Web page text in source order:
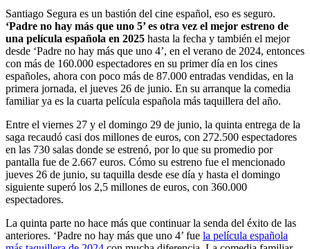
Santiago Segura es un bastión del cine español, eso es seguro.
‘Padre no hay más que uno 5’ es otra vez el mejor estreno de
una película española en 2025 hasta la fecha y también el mejor
desde ‘Padre no hay más que uno 4’, en el verano de 2024, entonces
con más de 160.000 espectadores en su primer día en los cines
españoles, ahora con poco más de 87.000 entradas vendidas, en la
primera jornada, el jueves 26 de junio. En su arranque la comedia
familiar ya es la cuarta película española más taquillera del año.
Entre el viernes 27 y el domingo 29 de junio, la quinta entrega de la
saga recaudó casi dos millones de euros, con 272.500 espectadores
en las 730 salas donde se estrenó, por lo que su promedio por
pantalla fue de 2.667 euros. Cómo su estreno fue el mencionado
jueves 26 de junio, su taquilla desde ese día y hasta el domingo
siguiente superó los 2,5 millones de euros, con 360.000
espectadores.
La quinta parte no hace más que continuar la senda del éxito de las
anteriores. ‘Padre no hay más que uno 4’ fue la película española